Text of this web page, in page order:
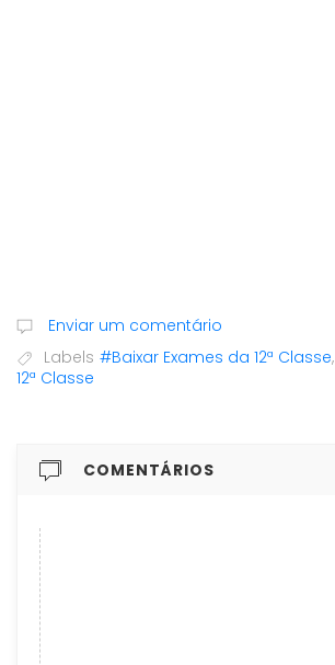
Enviar um comentário
Labels #Baixar Exames da 12ª Classe,
12ª Classe
COMENTÁRIOS